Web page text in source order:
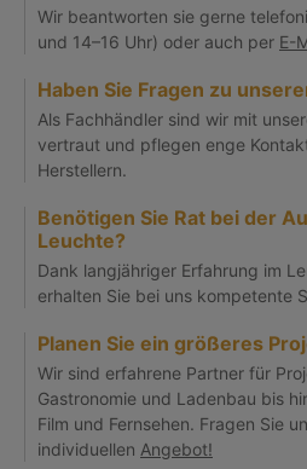
Wir beantworten sie gerne
und 14–16 Uhr) oder auch per E-
Haben Sie Fragen zu
Als Fachhändler sind wir mit
vertraut und pflegen enge
Herstellern.
Benötigen Sie Rat bei der
Leuchte?
Dank langjähriger Erfahrung im
erhalten Sie bei uns kompetente
Planen Sie ein größeres
Wir sind erfahrene Partner für
Gastronomie und Ladenbau bis
Film und Fernsehen. Fragen Sie
individuellen Angebot!